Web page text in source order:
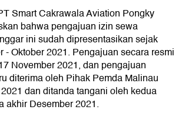
Smart Cakrawala Aviation Pongky
bahwa pengajuan izin sewa
ini sudah dipresentasikan sejak
- Oktober 2021. Pengajuan secara resmi
November 2021, dan pengajuan
diterima oleh Pihak Pemda Malinau
dan ditanda tangani oleh kedua
akhir Desember 2021.